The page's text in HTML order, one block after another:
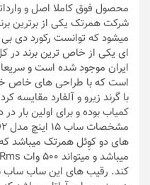
محصول فوق کاملا اصل و
شرکت همرتک یکی از برترین
میشود که توانست رکورد دی
ای یکی از خاص ترین برند در
ایران موجود شده است و
است که با طراحی های خاص
با گرند زیرو و آلفارد
کمیاب بوده و برای اولین بار
های دو کوِئل همرتک میباشد